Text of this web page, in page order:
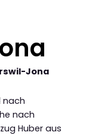
Jona
nach
nach
Huber aus